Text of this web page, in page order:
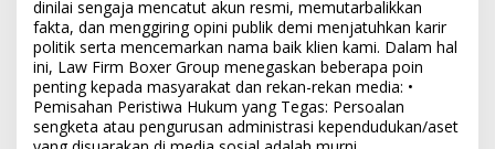
dinilai sengaja mencatut akun resmi, memutarbalikkan
fakta, dan menggiring opini publik demi menjatuhkan karir
politik serta mencemarkan nama baik klien kami. Dalam hal
ini, Law Firm Boxer Group menegaskan beberapa poin
penting kepada masyarakat dan rekan-rekan media: •
Pemisahan Peristiwa Hukum yang Tegas: Persoalan
sengketa atau pengurusan administrasi kependudukan/aset